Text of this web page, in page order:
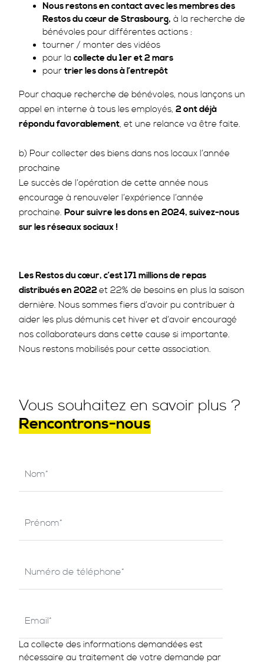
Nous restons en contact avec les membres des
Restos du cœur de Strasbourg, à la recherche de
bénévoles pour différentes actions :
tourner / monter des vidéos
pour la collecte du 1er et 2 mars
pour trier les dons à l’entrepôt
Pour chaque recherche de bénévoles, nous lançons un
appel en interne à tous les employés, 2 ont déjà
répondu favorablement, et une relance va être faite.
b) Pour collecter des biens dans nos locaux l’année
prochaine
Le succès de l’opération de cette année nous
encourage à renouveler l’expérience l’année
prochaine. Pour suivre les dons en 2024, suivez-nous
sur les réseaux sociaux !
Les Restos du cœur, c’est 171 millions de repas
distribués en 2022 et 22% de besoins en plus la saison
dernière. Nous sommes fiers d’avoir pu contribuer à
aider les plus démunis cet hiver et d’avoir encouragé
nos collaborateurs dans cette cause si importante.
Nous restons mobilisés pour cette association.
Vous souhaitez en savoir plus ?
Rencontrons-nous
La collecte des informations demandées est
nécessaire au traitement de votre demande par